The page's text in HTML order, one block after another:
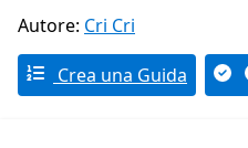
Autore: Cri Cri
Crea una Guida